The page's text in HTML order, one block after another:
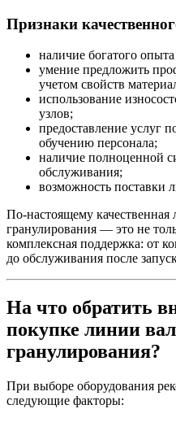
Признаки
наличие богатого
умение предложить
учетом свойств
использование
узлов;
предоставление услуг
обучению персонала;
наличие полноценной
обслуживания;
возможность поставки
По-настоящему качественная
гранулирования — это не
комплексная поддержка: от
до обслуживания после
На что обратить
покупке линии
гранулирования?
При выборе оборудования
следующие факторы: